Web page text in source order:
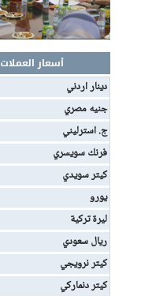
أسعار العملات
دينار اردني
جنيه مصري
ج. استرليني
فرنك سويسري
كيتر سويدي
يورو
ليرة تركية
ريال سعودي
كيتر نرويجي
كيتر دنماركي